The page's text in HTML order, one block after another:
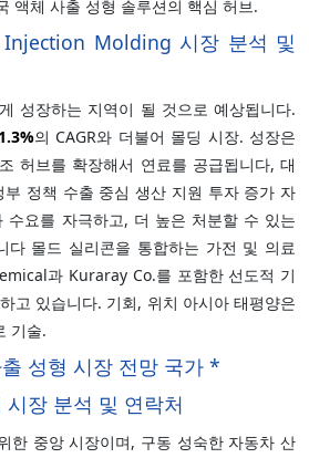
액체 사출 성형 솔루션의 핵심 허브.
Molding 시장 분석 및
성장하는 지역이 될 것으로 예상됩니다.
의 CAGR와 더불어 몰딩 시장. 성장은
허브를 확장해서 연료를 공급됩니다, 대
정책 수출 중심 생산 지원 투자 증가 자
수요를 자극하고, 더 높은 처분할 수 있는
다 몰드 실리콘을 통합하는 가전 및 의료
과 Kuraray Co.를 포함한 선도적 기
고 있습니다. 기회, 위치 아시아 태평양은
기술.
성형 시장 전망 국가 *
장 분석 및 연락처
한 중앙 시장이며, 구동 성숙한 자동차 산